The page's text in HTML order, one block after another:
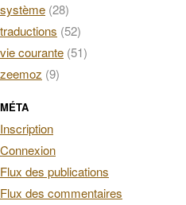
système (28)
traductions (52)
vie courante (51)
zeemoz (9)
MÉTA
Inscription
Connexion
Flux des publications
Flux des commentaires